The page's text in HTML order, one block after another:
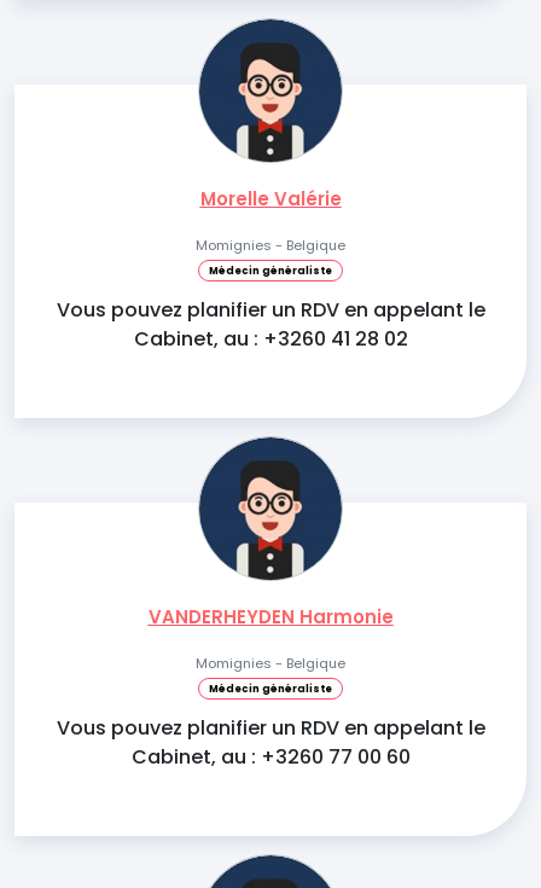
Morelle Valérie
Momignies - Belgique
Médecin généraliste
Vous pouvez planifier un RDV en appelant le
Cabinet, au : +3260 41 28 02
VANDERHEYDEN Harmonie
Momignies - Belgique
Médecin généraliste
Vous pouvez planifier un RDV en appelant le
Cabinet, au : +3260 77 00 60